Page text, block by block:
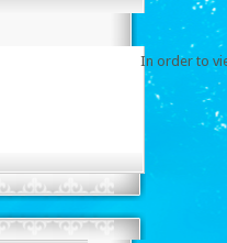
In order to